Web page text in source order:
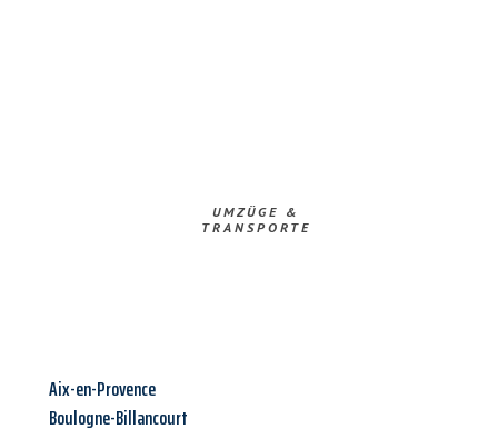
UMZÜGE &
TRANSPORTE
Aix-en-Provence
Boulogne-Billancourt